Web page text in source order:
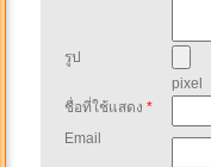
รูป
pixel
ชื่อที่ใช้แสดง *
Email